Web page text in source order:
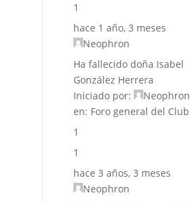
1
hace 1 año, 3 meses
Neophron
Ha fallecido doña Isabel
González Herrera
Iniciado por:
Neophron
en: Foro general del Club
1
1
hace 3 años, 3 meses
Neophron